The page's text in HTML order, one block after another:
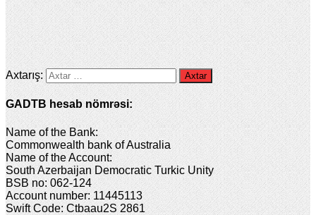
Axtarış:
GADTB hesab nömrəsi:
Name of the Bank:
Commonwealth bank of Australia
Name of the Account:
South Azerbaijan Democratic Turkic Unity
BSB no: 062-124
Account number: 11445113
Swift Code: Ctbaau2S 2861